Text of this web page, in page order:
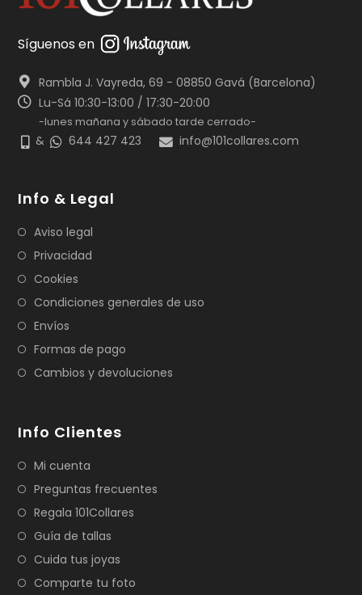
Síguenos en
Rambla J. Vayreda, 69 - 08850 Gavá (Barcelona)
Lu-Sá 10:30-13:00 / 17:30-20:00
-lunes mañana y sábado tarde cerrado-
& 644 427 423 info@101collares.com
Info & Legal
Aviso legal
Privacidad
Cookies
Condiciones generales de uso
Envíos
Formas de pago
Cambios y devoluciones
Info Clientes
Mi cuenta
Preguntas frecuentes
Regala 101Collares
Guía de tallas
Cuida tus joyas
Comparte tu foto